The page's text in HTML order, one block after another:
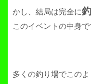
かし、結局は完全に
このイベントの中身で
多くの釣り場でこの